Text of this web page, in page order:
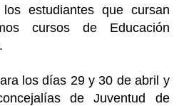
estudiantes que cursan
cursos de Educación
los días 29 y 30 de abril y
de Juventud de